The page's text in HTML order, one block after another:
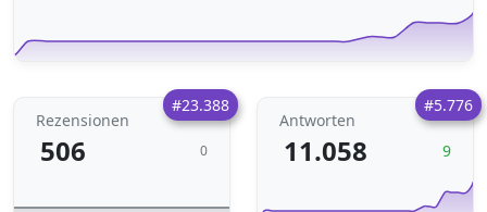
#23.388
Rezensionen
506 0
#5.776
Antworten
11.058 9